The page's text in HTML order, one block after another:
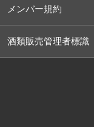
メンバー規約
酒類販売管理者標識